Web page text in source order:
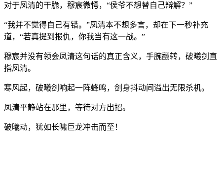
对于凤清的干脆，穆宸微愕，“侯爷不想替自己辩解？”
“我并不觉得自己有错。”凤清本不想多言，却在下一秒补充
道，“若真提到报仇，你我当有这一战。”
穆宸并没有领会凤清这句话的真正含义，手腕翻转，破曦剑直
指凤清。
寒风起，破曦剑响起一阵蜂鸣，剑身抖动间溢出无限杀机。
凤清平静站在那里，等待对方出招。
破曦动，犹如长啸巨龙冲击而至！